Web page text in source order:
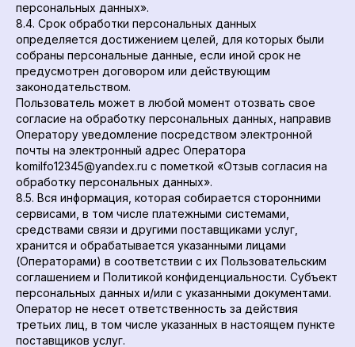
персональных данных».
8.4. Срок обработки персональных данных
определяется достижением целей, для которых были
собраны персональные данные, если иной срок не
предусмотрен договором или действующим
законодательством.
Пользователь может в любой момент отозвать свое
согласие на обработку персональных данных, направив
Оператору уведомление посредством электронной
почты на электронный адрес Оператора
komilfo12345@yandex.ru с пометкой «Отзыв согласия на
обработку персональных данных».
8.5. Вся информация, которая собирается сторонними
сервисами, в том числе платежными системами,
средствами связи и другими поставщиками услуг,
хранится и обрабатывается указанными лицами
(Операторами) в соответствии с их Пользовательским
соглашением и Политикой конфиденциальности. Субъект
персональных данных и/или с указанными документами.
Оператор не несет ответственность за действия
третьих лиц, в том числе указанных в настоящем пункте
поставщиков услуг.